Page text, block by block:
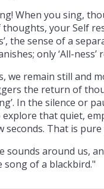
When you sing,
your Self
the sense of a
only ‘All-ness’
we remain still and
the return of
In the silence or
that quiet,
seconds. That is pure
sounds around us,
song of a blackbird."